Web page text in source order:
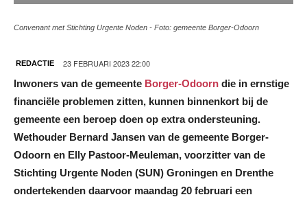
Convenant met Stichting Urgente Noden - Foto: gemeente Borger-Odoorn
REDACTIE 23 FEBRUARI 2023 22:00
Inwoners van de gemeente Borger-Odoorn die in ernstige
financiële problemen zitten, kunnen binnenkort bij de
gemeente een beroep doen op extra ondersteuning.
Wethouder Bernard Jansen van de gemeente Borger-
Odoorn en Elly Pastoor-Meuleman, voorzitter van de
Stichting Urgente Noden (SUN) Groningen en Drenthe
ondertekenden daarvoor maandag 20 februari een